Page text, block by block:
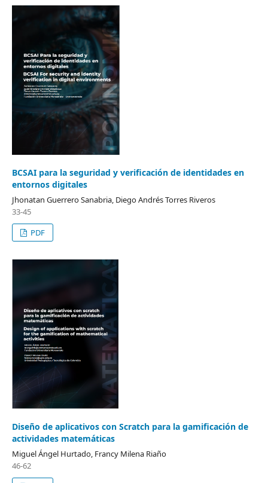
BCSAI para la seguridad y verificación de identidades en
entornos digitales
Jhonatan Guerrero Sanabria, Diego Andrés Torres Riveros
33-45
PDF
Diseño de aplicativos con Scratch para la gamificación de
actividades matemáticas
Miguel Ángel Hurtado, Francy Milena Riaño
46-62